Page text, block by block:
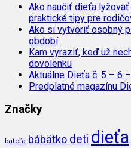
Ako naučiť dieťa
praktické tipy pre
Ako si vytvoriť osobný
období
Kam vyraziť, keď už
dovolenku
Aktuálne Dieťa č. 5 – 6
Predplatné magazínu
Značky
batoľa bábätko deti dieťa